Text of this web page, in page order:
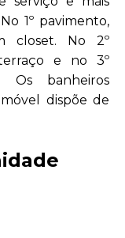
1º pavimento,
closet. No 2º
e no 3º
Os banheiros
dispõe de